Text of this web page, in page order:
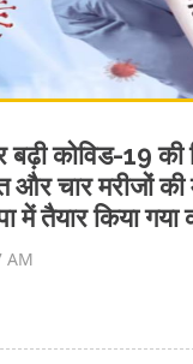
कोविड-19 की
चार मरीजों की
में तैयार किया गया
AM